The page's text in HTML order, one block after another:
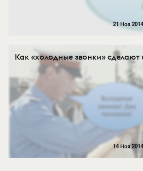
21 Ноя 2014
Как «холодные звонки» сделают
14 Ноя 2014